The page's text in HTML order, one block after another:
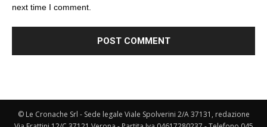
next time I comment.
© Le Cronache Srl - Sede legale Viale Spolverini 2/A 37131, redazione